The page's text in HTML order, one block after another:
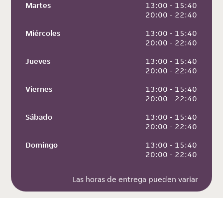
Martes
13:00 - 15:40
20:00 - 22:40
Miércoles
13:00 - 15:40
20:00 - 22:40
Jueves
13:00 - 15:40
20:00 - 22:40
Viernes
13:00 - 15:40
20:00 - 22:40
Sábado
13:00 - 15:40
20:00 - 22:40
Domingo
13:00 - 15:40
20:00 - 22:40
Las horas de entrega pueden variar